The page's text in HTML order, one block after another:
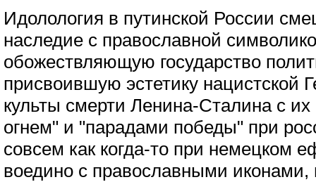
Идолология в путинской России
наследие с православной
обожествляющую государство
присвоившую эстетику нацистской
культы смерти Ленина-Сталина с
огнем" и "парадами победы" при
совсем как когда-то при немецком
воедино с православными иконами,